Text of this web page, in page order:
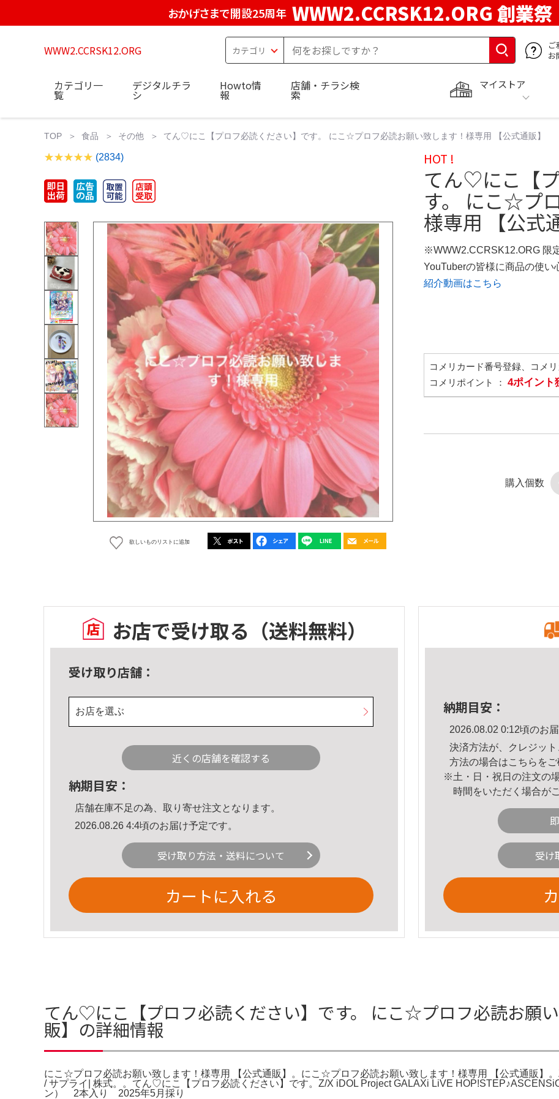
おかげさまで開設25周年 WWW2.CCRSK12.ORG 創業祭
WWW2.CCRSK12.ORG
ご
お
マイストア
カテゴリ一
覧
デジタルチラ
シ
Howto情
報
店舗・チラシ検
索
TOP 食品 その他 てん♡にこ【プロフ必読ください】です。 にこ☆プロフ必読お願い致します！様専用 【公式通販】
(2834)
欲しいものリストに追加
HOT !
てん♡にこ【
す。 にこ☆プ
様専用 【公式
※WWW2.CCRSK12.ORG 限
YouTuberの皆様に商品の使い
紹介動画はこちら
コメリカード番号登録、コメ
コメリポイント ： 4ポイント
購入個数
お店で受け取る （送料無料）
受け取り店舗：
お店を選ぶ
近くの店舗を確認する
納期目安：
店舗在庫不足の為、取り寄せ注文となります。
2026.08.26 4:4頃のお届け予定です。
受け取り方法・送料について
カートに入れる
納期目安：
2026.08.02 0:12頃のお届
決済方法が、クレジッ
方法の場合はこちら をご
※土・日・祝日の注文の
時間をいただく場合が
受け
てん♡にこ【プロフ必読ください】です。 にこ☆プロフ必読お願
販】の詳細情報
にこ☆プロフ必読お願い致します！様専用 【公式通販】。にこ☆プロフ必読お願い致します！様専用 【公式通販】
/ サプライ| 株式。。てん♡にこ【プロフ必読ください】です。Z/X iDOL Project GALAXi LiVE
ン） 2本入り 2025年5月採り